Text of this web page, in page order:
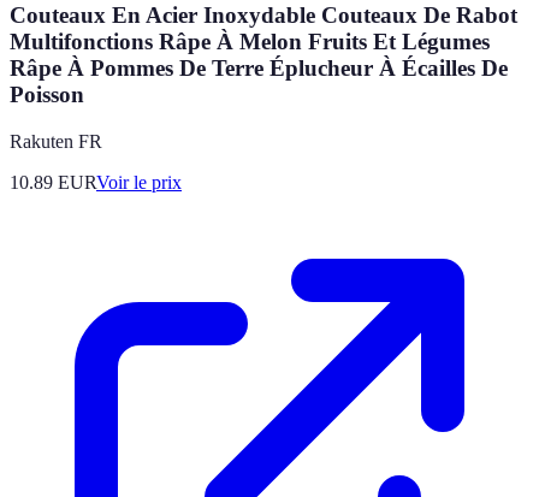
Couteaux En Acier Inoxydable Couteaux De Rabot
Multifonctions Râpe À Melon Fruits Et Légumes
Râpe À Pommes De Terre Éplucheur À Écailles De
Poisson
Rakuten FR
10.89 EURVoir le prix